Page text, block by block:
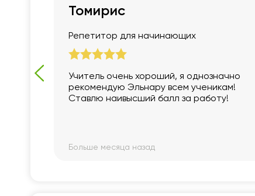
Томирис
Репетитор для начинающих
Учитель очень хороший, я однозначно
рекомендую Эльнару всем ученикам!
Ставлю наивысший балл за работу!
Больше месяца назад